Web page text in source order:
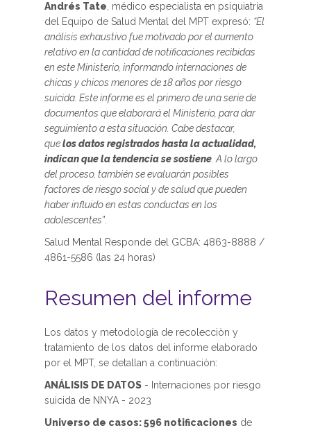
Andrés Tate , médico especialista en psiquiatría
del Equipo de Salud Mental del MPT expresó: “El
análisis exhaustivo fue motivado por el aumento
relativo en la cantidad de notificaciones recibidas
en este Ministerio, informando internaciones de
chicas y chicos menores de 18 años por riesgo
suicida. Este informe es el primero de una serie de
documentos que elaborará el Ministerio, para dar
seguimiento a esta situación. Cabe destacar,
quelos datos registrados hasta la actualidad,
indican que la tendencia se sostiene . A lo largo
del proceso, también se evaluarán posibles
factores de riesgo social y de salud que pueden
haber influido en estas conductas en los
adolescentes”.
Salud Mental Responde del GCBA: 4863-8888 /
4861-5586 (las 24 horas)
Resumen del informe
Los datos y metodología de recolecciòn y
tratamiento de los datos del informe elaborado
por el MPT, se detallan a continuaciòn:
ANÁLISIS DE DATOS - Internaciones por riesgo
suicida de NNYA - 2023
Universo de casos: 596 notificaciones de